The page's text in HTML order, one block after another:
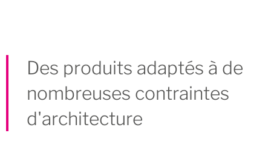
Des produits adaptés à de
nombreuses contraintes
d'architecture